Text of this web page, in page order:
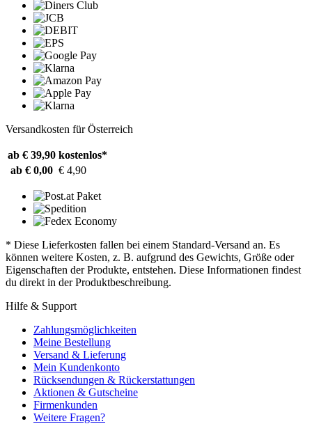
Versandkosten für Österreich
ab € 39,90 kostenlos*
ab € 0,00 € 4,90
* Diese Lieferkosten fallen bei einem Standard-Versand an. Es
können weitere Kosten, z. B. aufgrund des Gewichts, Größe oder
Eigenschaften der Produkte, entstehen. Diese Informationen findest
du direkt in der Produktbeschreibung.
Hilfe & Support
Zahlungsmöglichkeiten
Meine Bestellung
Versand & Lieferung
Mein Kundenkonto
Rücksendungen & Rückerstattungen
Aktionen & Gutscheine
Firmenkunden
Weitere Fragen?